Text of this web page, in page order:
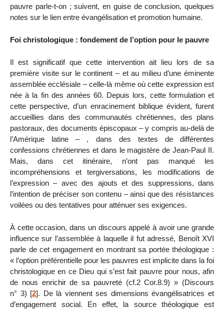
pauvre parle-t-on ; suivent, en guise de conclusion, quelques
notes sur le lien entre évangélisation et promotion humaine.
Foi christologique : fondement de l’option pour le pauvre
Il est significatif que cette intervention ait lieu lors de sa
première visite sur le continent – et au milieu d’une éminente
assemblée ecclésiale – celle-là même où cette expression est
née à la fin des années 60. Depuis lors, cette formulation et
cette perspective, d’un enracinement biblique évident, furent
accueillies dans des communautés chrétiennes, des plans
pastoraux, des documents épiscopaux – y compris au-delà de
l’Amérique latine – , dans des textes de différentes
confessions chrétiennes et dans le magistère de Jean-Paul II.
Mais, dans cet itinéraire, n’ont pas manqué les
incompréhensions et tergiversations, les modifications de
l’expression – avec des ajouts et des suppressions, dans
l’intention de préciser son contenu – ainsi que des résistances
voilées ou des tentatives pour atténuer ses exigences.
À cette occasion, dans un discours appelé à avoir une grande
influence sur l’assemblée à laquelle il fut adressé, Benoît XVI
parle de cet engagement en montrant sa portée théologique :
« l’option préférentielle pour les pauvres est implicite dans la foi
christologique en ce Dieu qui s’est fait pauvre pour nous, afin
de nous enrichir de sa pauvreté (cf.2 Cor.8.9) » (Discours
n° 3) [2]. De là viennent ses dimensions évangélisatrices et
d’engagement social. En effet, la source théologique est